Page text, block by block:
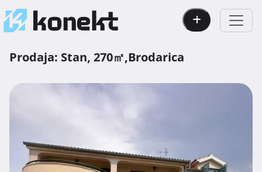
Prodaja: Stan, 270㎡,Brodarica